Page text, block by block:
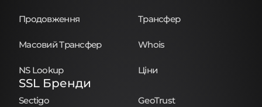
Продовження Трансфер
Масовий Трансфер Whois
NS Lookup Ціни
SSL Бренди
Sectigo GeoTrust